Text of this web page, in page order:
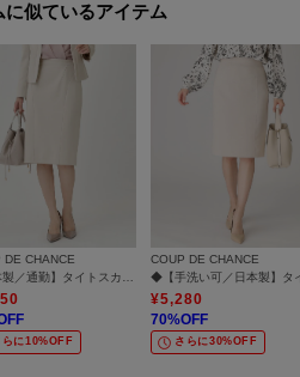
に似ているアイテム
DE CHANCE
【日本製／通勤】タイトスカート
らに10%OFF
COUP DE CHANCE
¥5,280
70%OFF
さらに30%OFF